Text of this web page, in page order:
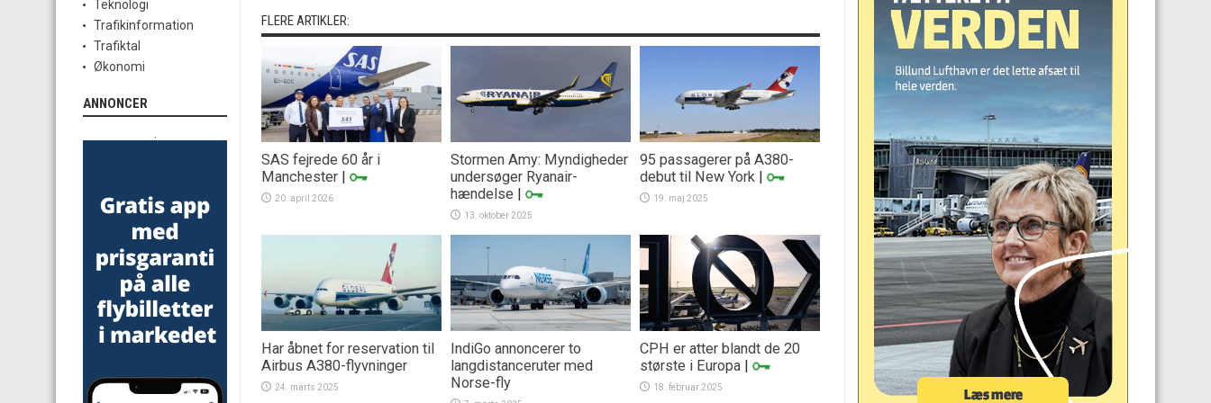
FLERE ARTIKLER:
SAS fejrede 60 år i
Manchester |
20. april 2026
Stormen Amy: Myndigheder
undersøger Ryanair-
hændelse |
13. oktober 2025
95 passagerer på A380-
debut til New York |
19. maj 2025
Har åbnet for reservation til
Airbus A380-flyvninger
24. marts 2025
IndiGo annoncerer to
langdistanceruter med
Norse-fly
CPH er atter blandt de 20
største i Europa |
18. februar 2025
Teknologi
Trafikinformation
Trafiktal
Økonomi
ANNONCER